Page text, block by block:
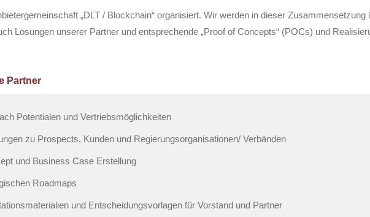
„DLT / Blockchain“ organisiert. Wir werden in dieser Zusammensetzung
Lösungen unserer Partner und entsprechende „Proof of Concepts“ (POCs) und
Partner
Potentialen und Vertriebsmöglichkeiten
zu Prospects, Kunden und Regierungsorganisationen/ Verbänden
und Business Case Erstellung
Roadmaps
und Entscheidungsvorlagen für Vorstand und Partner